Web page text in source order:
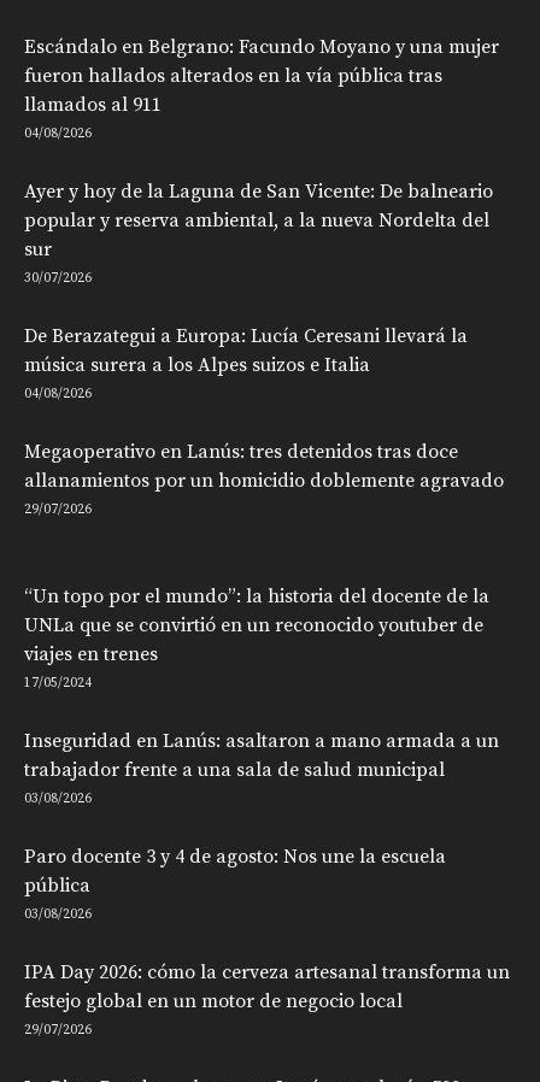
Escándalo en Belgrano: Facundo Moyano y una mujer
fueron hallados alterados en la vía pública tras
llamados al 911
04/08/2026
Ayer y hoy de la Laguna de San Vicente: De balneario
popular y reserva ambiental, a la nueva Nordelta del
sur
30/07/2026
De Berazategui a Europa: Lucía Ceresani llevará la
música surera a los Alpes suizos e Italia
04/08/2026
Megaoperativo en Lanús: tres detenidos tras doce
allanamientos por un homicidio doblemente agravado
29/07/2026
“Un topo por el mundo”: la historia del docente de la
UNLa que se convirtió en un reconocido youtuber de
viajes en trenes
17/05/2024
Inseguridad en Lanús: asaltaron a mano armada a un
trabajador frente a una sala de salud municipal
03/08/2026
Paro docente 3 y 4 de agosto: Nos une la escuela
pública
03/08/2026
IPA Day 2026: cómo la cerveza artesanal transforma un
festejo global en un motor de negocio local
29/07/2026